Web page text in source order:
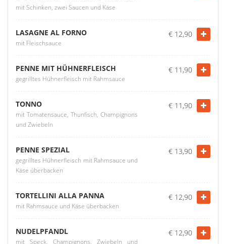
mit Schinken, zwei Saucen und Käse
LASAGNE AL FORNO
mit Fleischsauce
€ 12,90
PENNE MIT HÜHNERFLEISCH
gegrilltes Hühnerfleisch mit Rahmsauce
€ 11,90
TONNO
mit Tomatensauce, Thunfisch, Champignons
und Zwiebeln
€ 11,90
PENNE SPEZIAL
gegrilltes Hühnerfleisch mit Rahmsauce und
Käse überbacken
€ 13,90
TORTELLINI ALLA PANNA
mit Rahmsauce und Käse überbacken
€ 12,90
NUDELPFANDL
mit Speck, Champignons, Zwiebeln und
€ 12,90